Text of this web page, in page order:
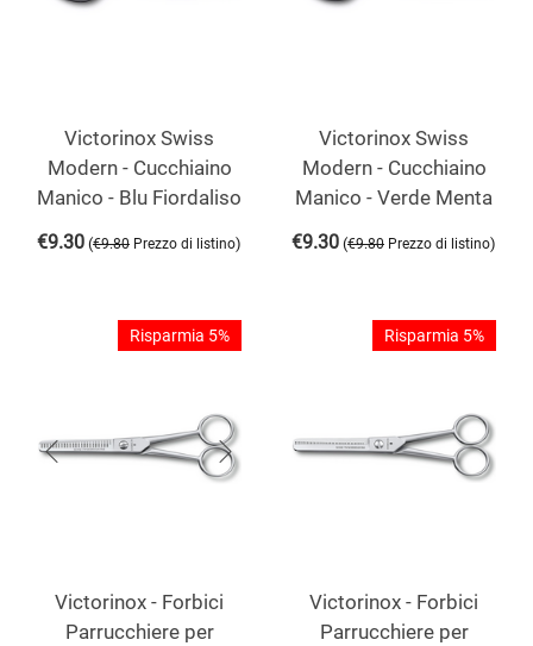
Victorinox Swiss
Modern - Cucchiaino
Manico - Blu Fiordaliso
€9.30 (€9.80 Prezzo di listino)
Victorinox Swiss
Modern - Cucchiaino
Manico - Verde Menta
€9.30 (€9.80 Prezzo di listino)
Risparmia 5%
Victorinox - Forbici
Parrucchiere per
Risparmia 5%
Victorinox - Forbici
Parrucchiere per